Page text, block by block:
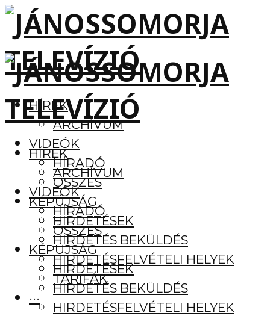
HÍREK
ARCHÍVUM
VIDEÓK
HÍRADÓ
ÖSSZES
KÉPÚJSÁG
HIRDETÉSEK
HIRDETÉS BEKÜLDÉS
HIRDETÉSFELVÉTELI HELYEK
TARIFÁK
···
HÍREK
ARCHÍVUM
VIDEÓK
HÍRADÓ
ÖSSZES
KÉPÚJSÁG
HIRDETÉSEK
HIRDETÉS BEKÜLDÉS
HIRDETÉSFELVÉTELI HELYEK